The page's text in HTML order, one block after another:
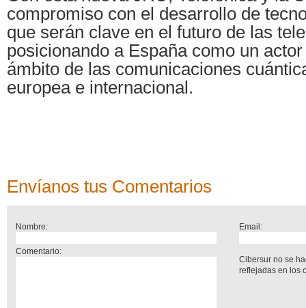
compromiso con el desarrollo de
que serán clave en el futuro de las
posicionando a España como un
ámbito de las comunicaciones
europea e internacional.
Envíanos tus Comentarios
Nombre: Email:
Comentario:
Cibersur no se
reflejadas en los